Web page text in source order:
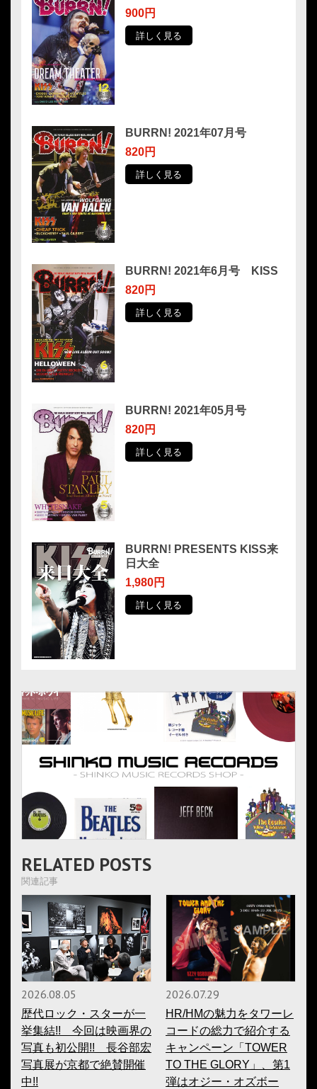
900円
詳しく見る
BURRN! 2021年07月号
820円
詳しく見る
BURRN! 2021年6月号 KISS
820円
詳しく見る
BURRN! 2021年05月号
820円
詳しく見る
BURRN! PRESENTS KISS来
日大全
1,980円
詳しく見る
RELATED POSTS
関連記事
2026.08.05
歴代ロック・スターが一
挙集結!! 今回は映画界の
写真も初公開!! 長谷部宏
写真展が京都で絶賛開催
中!!
2026.07.29
HR/HMの魅力をタワーレ
コードの総力で紹介する
キャンペーン「TOWER
TO THE GLORY」、第1
弾はオジー・オズボー